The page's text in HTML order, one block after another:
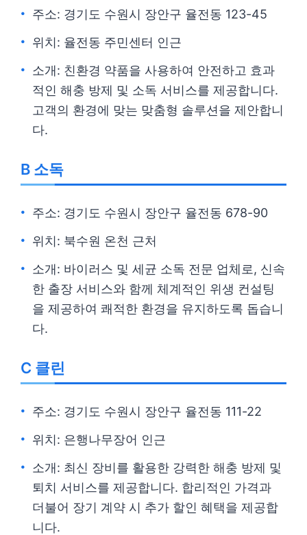
주소: 경기도 수원시 장안구 율전동 123-45
위치: 율전동 주민센터 인근
소개: 친환경 약품을 사용하여 안전하고 효과
적인 해충 방제 및 소독 서비스를 제공합니다.
고객의 환경에 맞는 맞춤형 솔루션을 제안합니
다.
B 소독
주소: 경기도 수원시 장안구 율전동 678-90
위치: 북수원 온천 근처
소개: 바이러스 및 세균 소독 전문 업체로, 신속
한 출장 서비스와 함께 체계적인 위생 컨설팅
을 제공하여 쾌적한 환경을 유지하도록 돕습니
다.
C 클린
주소: 경기도 수원시 장안구 율전동 111-22
위치: 은행나무장어 인근
소개: 최신 장비를 활용한 강력한 해충 방제 및
퇴치 서비스를 제공합니다. 합리적인 가격과
더불어 장기 계약 시 추가 할인 혜택을 제공합
니다.